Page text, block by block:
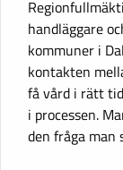
handläggare
kommuner i
kontakten
få vård i rätt
i processen.
den fråga man